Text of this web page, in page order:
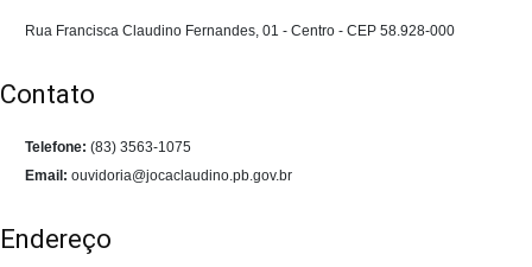
Rua Francisca Claudino Fernandes, 01 - Centro - CEP 58.928-000
Contato
Telefone: (83) 3563-1075
Email: ouvidoria@jocaclaudino.pb.gov.br
Endereço